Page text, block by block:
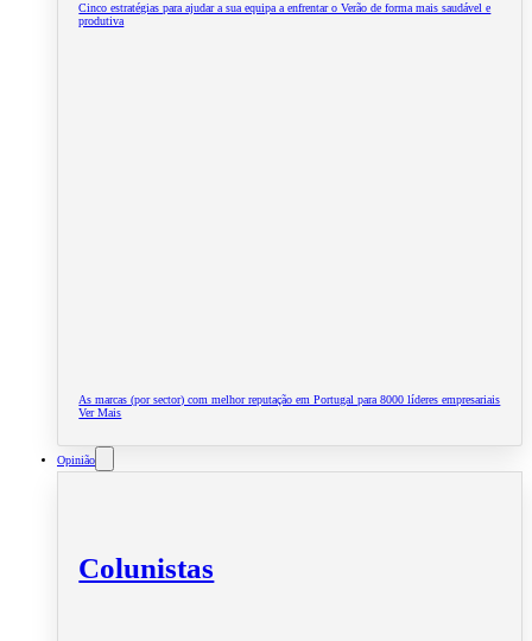
Cinco estratégias para ajudar a sua equipa a enfrentar o Verão de forma mais saudável e
produtiva
As marcas (por sector) com melhor reputação em Portugal para 8000 líderes empresariais
Ver Mais
Opinião
Colunistas